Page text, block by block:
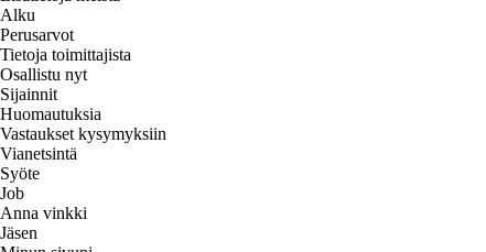
Alku
Perusarvot
Tietoja toimittajista
Osallistu nyt
Sijainnit
Huomautuksia
Vastaukset kysymyksiin
Vianetsintä
Syöte
Job
Anna vinkki
Jäsen